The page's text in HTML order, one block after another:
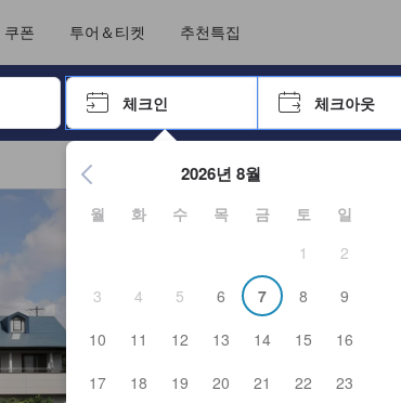
쿠폰 투어＆티켓 추천특집
탭 키를 사용하여 탐색한 후 엔터키를 눌러 선택하세요.
체크인 체크아웃
엔터 키를 눌러 캘린더를 여세요. 방향키를 사용
2026년 8월
월 화 수 목 금 토
일
1
2
3
4 5 6 7 8
9
10
11 12 13 14 15
16
17
18 19 20 21 22
23